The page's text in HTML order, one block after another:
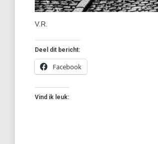
V.R.
Deel dit bericht:
Facebook
Vind ik leuk: